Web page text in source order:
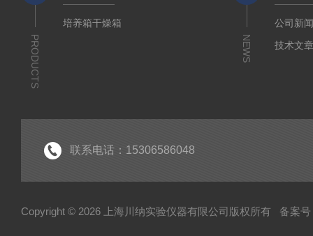
PRODUCTS
培养箱干燥箱
NEWS
公司新
技术文
联系电话：15306586048
Copyright © 2026 上海川纳实验仪器有限公司版权所有 备案号